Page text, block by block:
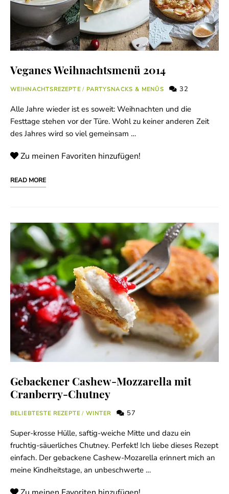
Veganes Weihnachtsmenü 2014
WEIHNACHTSREZEPTE/ PARTYSNACKS & MENÜS 32
Alle Jahre wieder ist es soweit: Weihnachten und die
Festtage stehen vor der Türe. Wohl zu keiner anderen Zeit
des Jahres wird so viel gemeinsam …
Zu meinen Favoriten hinzufügen!
READ MORE
Gebackener Cashew-Mozzarella mit
Cranberry-Chutney
BELIEBTESTE REZEPTE/ WINTER 57
Super-krosse Hülle, saftig-weiche Mitte und dazu ein
fruchtig-säuerliches Chutney. Perfekt! Ich liebe dieses Rezept
einfach. Der gebackene Cashew-Mozarella erinnert mich an
meine Kindheitstage, an unbeschwerte …